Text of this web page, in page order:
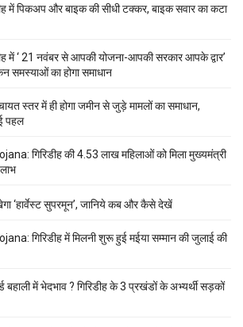
में पिकअप और बाइक की सीधी टक्कर, बाइक सवार का कटा
में ‘ 21 नवंबर से आपकी योजना-आपकी सरकार आपके द्वार’
समस्याओं का होगा समाधान
स्तर में ही होगा जमीन से जुड़े मामलों का समाधान,
पहल
गिरिडीह की 4.53 लाख महिलाओं को मिला मुख्यमंत्री
‘हार्वेस्ट सुपरमून’, जानिये कब और कैसे देखें
गिरिडीह में मिलनी शुरू हुई मईया सम्मान की जुलाई की
बहाली में भेदभाव ? गिरिडीह के 3 प्रखंडों के अभ्यर्थी सड़कों